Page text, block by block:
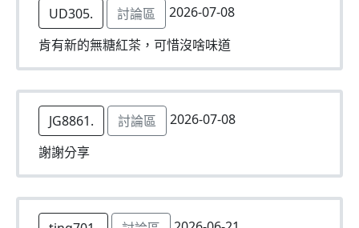
UD305. 討論區
2026-07-08
肯有新的無糖紅茶，可惜沒啥味道
JG8861. 討論區
2026-07-08
謝謝分享